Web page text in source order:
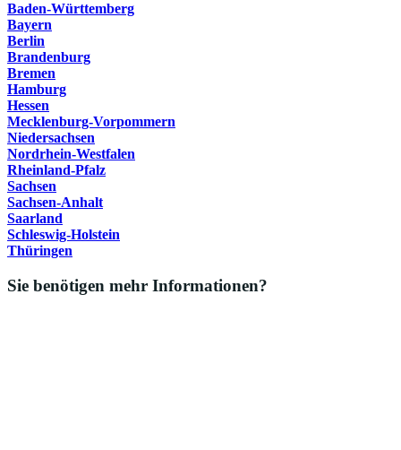
Baden-Württemberg
Bayern
Berlin
Brandenburg
Bremen
Hamburg
Hessen
Mecklenburg-Vorpommern
Niedersachsen
Nordrhein-Westfalen
Rheinland-Pfalz
Sachsen
Sachsen-Anhalt
Saarland
Schleswig-Holstein
Thüringen
Sie benötigen mehr Informationen?